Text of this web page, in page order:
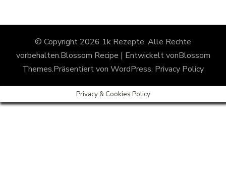
© Copyright 2026 1k Rezepte. Alle Rechte
vorbehalten.Blossom Recipe | Entwickelt vonBlossom
Themes.Präsentiert von WordPress. Privacy Policy
Privacy & Cookies Policy